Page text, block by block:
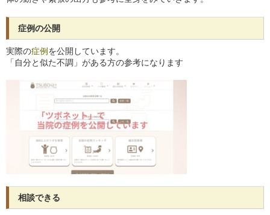
症例の公開
実際の症例 を公開しています。
「自分と似た不調」がある方の参考になります
相談できる